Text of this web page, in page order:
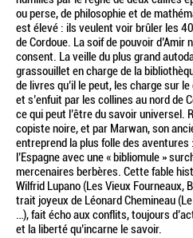
ou perse, de philosophie et de
est élevé : ils veulent voir brûler les
de Cordoue. La soif de pouvoir d’Amir
consent. La veille du plus grand
grassouillet en charge de la
de livres qu’il le peut, les charge sur
et s’enfuit par les collines au nord de
ce qui peut l’être du savoir universel.
copiste noire, et par Marwan, son
entreprend la plus folle des
l’Espagne avec une « bibliomule »
mercenaires berbères. Cette fable
Wilfrid Lupano (Les Vieux Fourneaux,
trait joyeux de Léonard Chemineau
…), fait écho aux conflits, toujours
et la liberté qu’incarne le savoir.